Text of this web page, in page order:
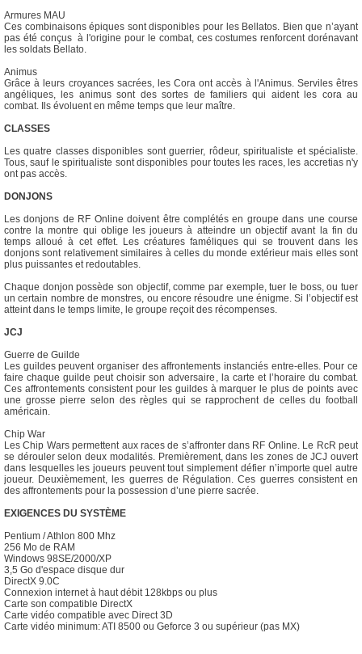
Armures MAU
Ces combinaisons épiques sont disponibles pour les Bellatos. Bien que n’ayant
pas été conçus à l'origine pour le combat, ces costumes renforcent dorénavant
les soldats Bellato.
Animus
Grâce à leurs croyances sacrées, les Cora ont accès à l'Animus. Serviles êtres
angéliques, les animus sont des sortes de familiers qui aident les cora au
combat. Ils évoluent en même temps que leur maître.
CLASSES
Les quatre classes disponibles sont guerrier, rôdeur, spiritualiste et spécialiste.
Tous, sauf le spiritualiste sont disponibles pour toutes les races, les accretias n'y
ont pas accès.
DONJONS
Les donjons de RF Online doivent être complétés en groupe dans une course
contre la montre qui oblige les joueurs à atteindre un objectif avant la fin du
temps alloué à cet effet. Les créatures faméliques qui se trouvent dans les
donjons sont relativement similaires à celles du monde extérieur mais elles sont
plus puissantes et redoutables.
Chaque donjon possède son objectif, comme par exemple, tuer le boss, ou tuer
un certain nombre de monstres, ou encore résoudre une énigme. Si l’objectif est
atteint dans le temps limite, le groupe reçoit des récompenses.
JCJ
Guerre de Guilde
Les guildes peuvent organiser des affrontements instanciés entre-elles. Pour ce
faire chaque guilde peut choisir son adversaire, la carte et l’horaire du combat.
Ces affrontements consistent pour les guildes à marquer le plus de points avec
une grosse pierre selon des règles qui se rapprochent de celles du football
américain.
Chip War
Les Chip Wars permettent aux races de s’affronter dans RF Online. Le RcR peut
se dérouler selon deux modalités. Premièrement, dans les zones de JCJ ouvert
dans lesquelles les joueurs peuvent tout simplement défier n’importe quel autre
joueur. Deuxièmement, les guerres de Régulation. Ces guerres consistent en
des affrontements pour la possession d’une pierre sacrée.
EXIGENCES DU SYSTÈME
Pentium / Athlon 800 Mhz
256 Mo de RAM
Windows 98SE/2000/XP
3,5 Go d'espace disque dur
DirectX 9.0C
Connexion internet à haut débit 128kbps ou plus
Carte son compatible DirectX
Carte vidéo compatible avec Direct 3D
Carte vidéo minimum: ATI 8500 ou Geforce 3 ou supérieur (pas MX)